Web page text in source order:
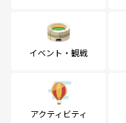
イベント・観戦
アクティビティ